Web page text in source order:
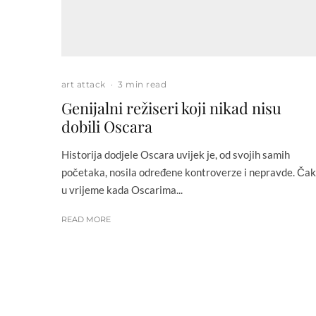
art attack · 3 min read
Genijalni režiseri koji nikad nisu
dobili Oscara
Historija dodjele Oscara uvijek je, od svojih samih
početaka, nosila određene kontroverze i nepravde.
u vrijeme kada Oscarima...
READ MORE